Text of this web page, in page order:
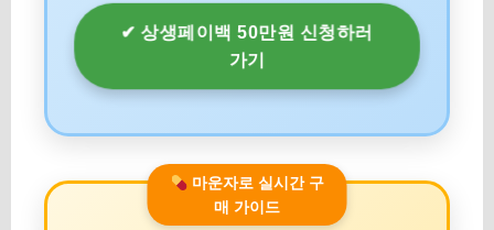
✔ 상생페이백 50만원 신청하러
가기
마운자로 실시간 구
매 가이드